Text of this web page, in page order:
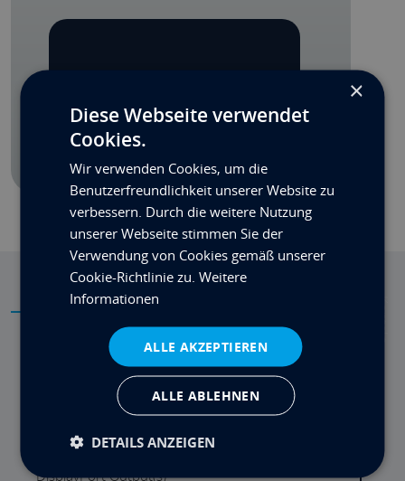
SPEZIFIKATIONEN
Not available with this case
No DVD drive bay
GFX Output:
DisplayPort Output(s)
×
Diese Webseite verwendet
Cookies.
Wir verwenden Cookies, um die
Benutzerfreundlichkeit unserer Website zu
verbessern. Durch die weitere Nutzung
unserer Webseite stimmen Sie der
Verwendung von Cookies gemäß unserer
Cookie-Richtlinie zu.Weitere
Informationen
ALLE AKZEPTIEREN
ALLE ABLEHNEN
DETAILS ANZEIGEN